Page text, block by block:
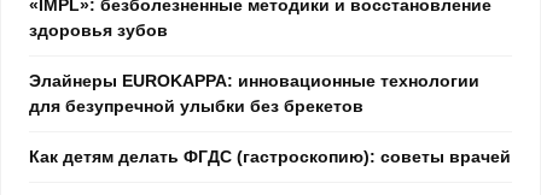
«IMPL»: безболезненные методики и восстановление
здоровья зубов
Элайнеры EUROKAPPA: инновационные технологии
для безупречной улыбки без брекетов
Как детям делать ФГДС (гастроскопию): советы врачей